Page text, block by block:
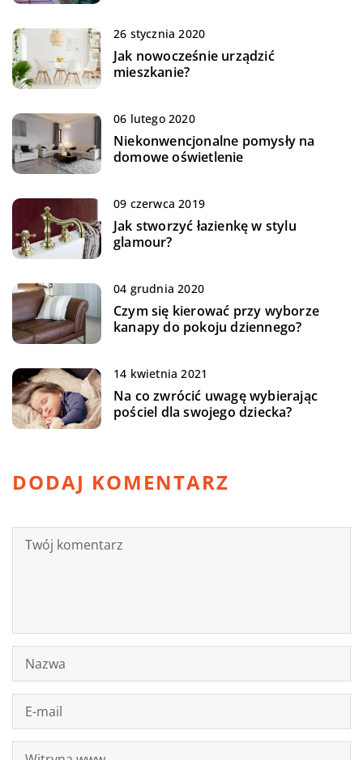
26 stycznia 2020
Jak nowocześnie urządzić
mieszkanie?
06 lutego 2020
Niekonwencjonalne pomysły na
domowe oświetlenie
09 czerwca 2019
Jak stworzyć łazienkę w stylu
glamour?
04 grudnia 2020
Czym się kierować przy wyborze
kanapy do pokoju dziennego?
14 kwietnia 2021
Na co zwrócić uwagę wybierając
pościel dla swojego dziecka?
DODAJ KOMENTARZ